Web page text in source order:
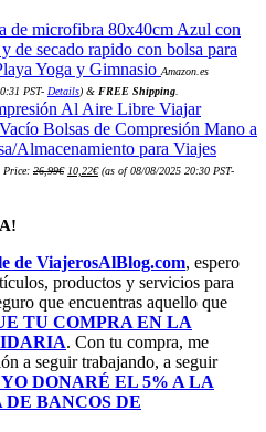
de microfibra 80x40cm Azul con
de secado rapido con bolsa para
Yoga y Gimnasio Amazon.es
PST- Details) & FREE Shipping
Al Aire Libre Viajar
Bolsas de Compresión Mano a
Almacenamiento para Viajes
Price: 26,99€ precio
10,22€precio
(as of 08/08/2025 20:30 PST-
de ViajerosAlBlog.com, espero
productos y servicios para
que encuentras aquello que
TU COMPRA EN LA
. Con tu compra, me
a seguir trabajando, a seguir
DONARÉ EL 5% A LA
BANCOS DE